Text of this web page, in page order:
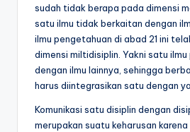
sudah tidak berapa pada dimensi
satu ilmu tidak berkaitan dengan
ilmu pengetahuan di abad 21 ini
dimensi miltidisiplin. Yakni satu
dengan ilmu lainnya, sehingga
harus diintegrasikan satu dengan
Komunikasi satu disiplin dengan
merupakan suatu keharusan